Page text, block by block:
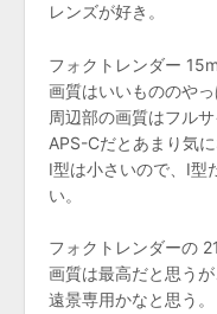
レンズが好き。
フォクトレンダー
画質はいいもののや
周辺部の画質はフル
APS-Cだとあまり気に
I型は小さいので、I型
い。
フォクトレンダーの
画質は最高だと思う
遠景専用かなと思う。